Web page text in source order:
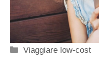
Categorie
Viaggiare low-cost